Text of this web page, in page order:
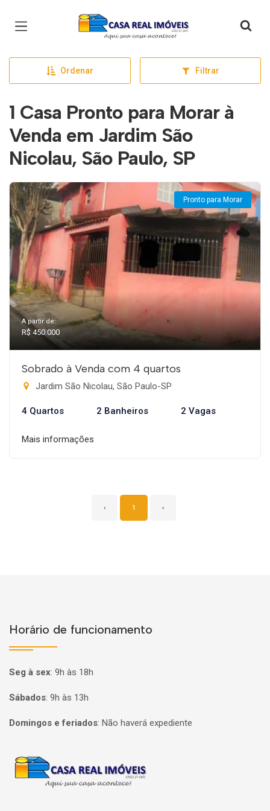
Página inicial
Ordenar Filtrar
1 Casa Pronto para Morar à
Venda em Jardim São
Nicolau, São Paulo, SP
Pronto para Morar
A partir de:
R$ 450.000
Sobrado à Venda com 4 quartos
Jardim São Nicolau, São Paulo-SP
4 Quartos 2 Banheiros 2 Vagas
Mais informações
‹ 1 ›
Horário de funcionamento
Seg à sex: 9h às 18h
Sábados: 9h às 13h
Domingos e feriados: Não haverá expediente
Página inicial